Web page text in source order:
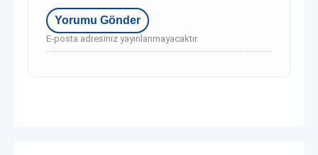
E-posta adresiniz yayınlanmayacaktır.